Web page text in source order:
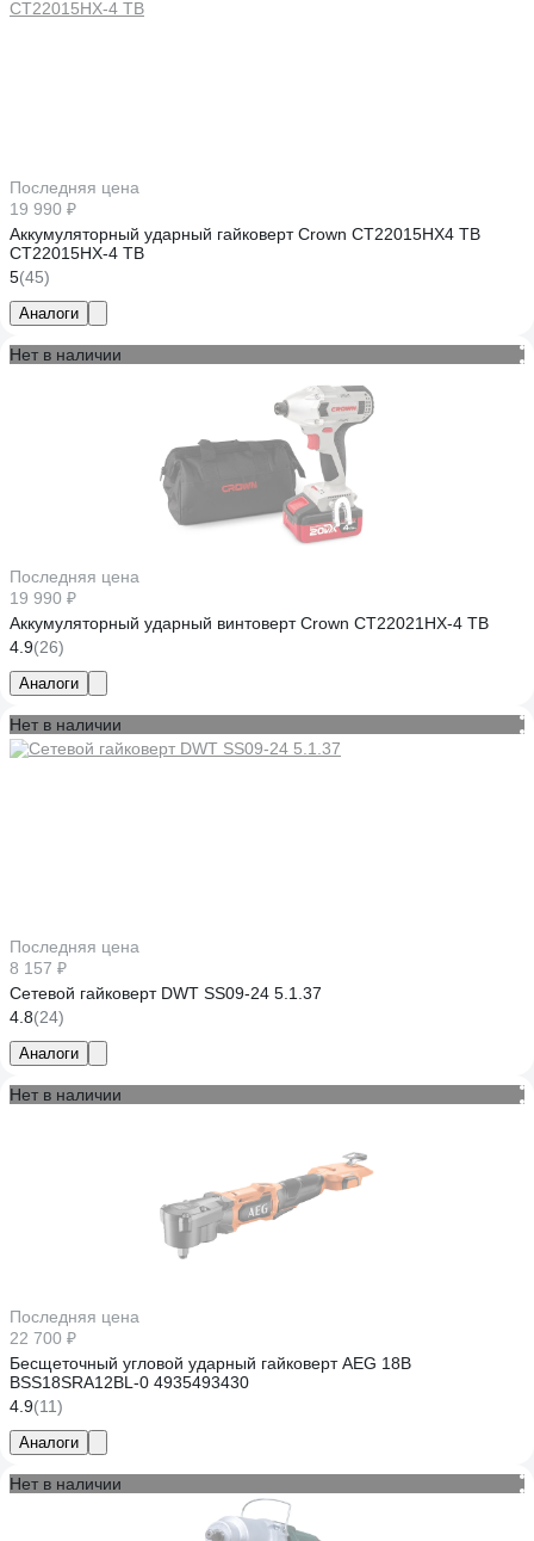
Последняя цена
19 990 ₽
Аккумуляторный ударный гайковерт Crown CT22015HX4 TB
CT22015HX-4 TB
5(45)
Аналоги
Нет в наличии
Последняя цена
19 990 ₽
Аккумуляторный ударный винтоверт Crown CT22021HX-4 TB
4.9(26)
Аналоги
Нет в наличии
Последняя цена
8 157 ₽
Сетевой гайковерт DWT SS09-24 5.1.37
4.8(24)
Аналоги
Нет в наличии
Последняя цена
22 700 ₽
Бесщеточный угловой ударный гайковерт AEG 18В
BSS18SRA12BL-0 4935493430
4.9(11)
Аналоги
Нет в наличии